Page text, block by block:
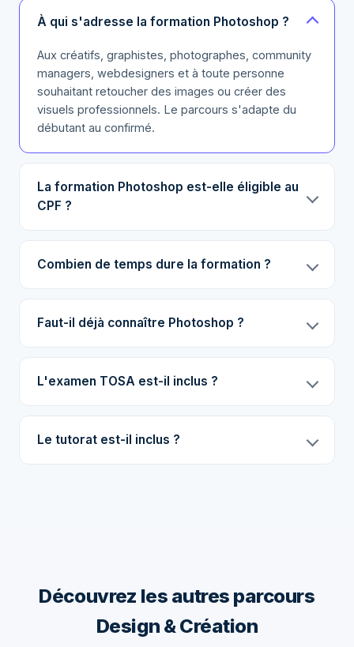
À qui s'adresse la formation Photoshop ?
Aux créatifs, graphistes, photographes, community
managers, webdesigners et à toute personne
souhaitant retoucher des images ou créer des
visuels professionnels. Le parcours s'adapte du
débutant au confirmé.
La formation Photoshop est-elle éligible au
CPF ?
Combien de temps dure la formation ?
Faut-il déjà connaître Photoshop ?
L'examen TOSA est-il inclus ?
Le tutorat est-il inclus ?
Découvrez les autres parcours
Design & Création